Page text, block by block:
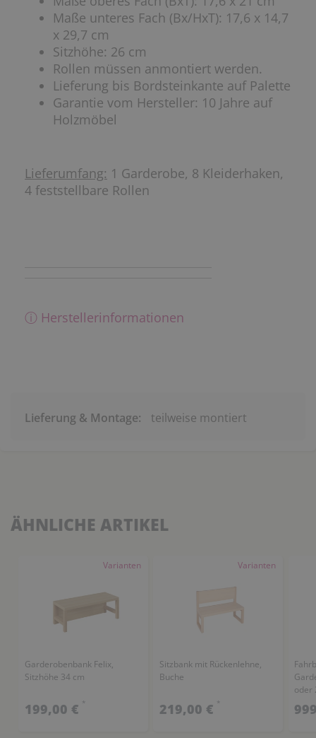
Maße unteres Fach (Bx/HxT): 17,6 x 14,7
x 29,7 cm
Sitzhöhe: 26 cm
Rollen müssen anmontiert werden.
Lieferung bis Bordsteinkante auf Palette
Garantie vom Hersteller: 10 Jahre auf
Holzmöbel
Lieferumfang: 1 Garderobe, 8 Kleiderhaken,
4 feststellbare Rollen
ⓘ Herstellerinformationen
Lieferung & Montage: teilweise montiert
ÄHNLICHE ARTIKEL
Varianten
Garderobenbank Felix,
Sitzhöhe 34 cm
199,00 € *
Varianten
Sitzbank mit Rückenlehne,
Buche
219,00 € *
oder